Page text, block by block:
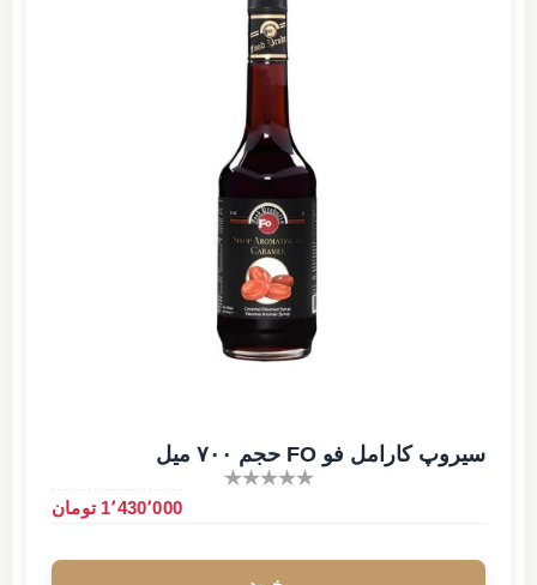
سیروپ کارامل فو FO حجم ۷۰۰ میل
1٬430٬000 تومان